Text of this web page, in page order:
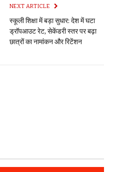
NEXT ARTICLE
स्कूली शिक्षा में बड़ा सुधार: देश में घटा
ड्रॉपआउट रेट, सेकेंडरी स्तर पर बढ़ा
छात्रों का नामांकन और रिटेंशन